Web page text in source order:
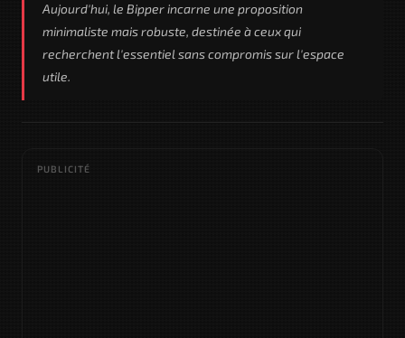
Aujourd'hui, le Bipper incarne une proposition
minimaliste mais robuste, destinée à ceux qui
recherchent l'essentiel sans compromis sur l'espace
utile.
PUBLICITÉ